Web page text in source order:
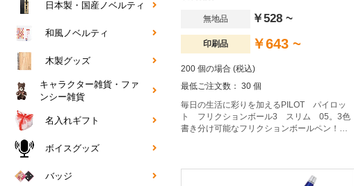
無地品 ￥528 ~
印刷品 ￥643 ~
200 個の場合 (税込)
最低ご注文数： 30 個
毎日の生活に彩りを加えるPILOT パイロッ
ト フリクションボール3 スリム 05。3色
書き分け可能なフリクションボールペン！。
日本製・国産ノベルティ
和風ノベルティ
木製グッズ
キャラクター雑貨・ファ
ンシー雑貨
名入れギフト
ボイスグッズ
バッジ